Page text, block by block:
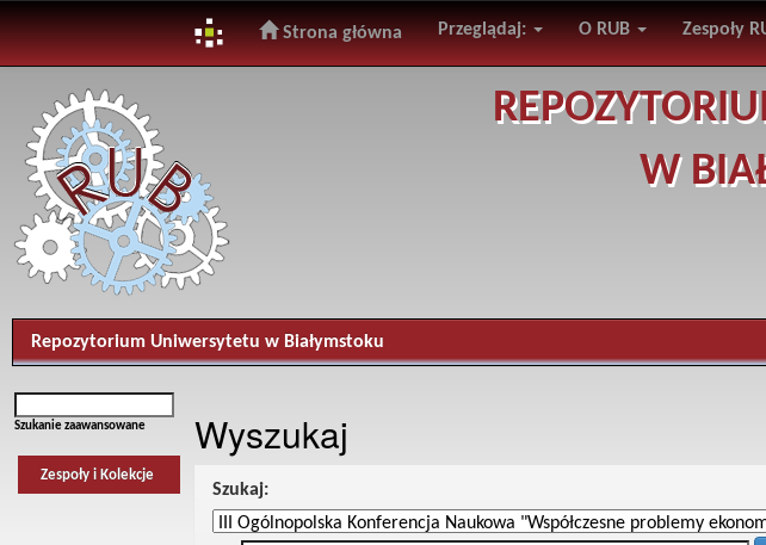
navigation
Strona główna Przeglądaj: O RUB Zespoły
W
Repozytorium Uniwersytetu w Białymstoku
Szukanie zaawansowane
Zespoły i Kolekcje
Wyszukaj
Szukaj: